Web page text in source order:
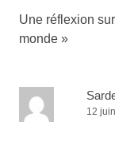
Une réflexion
monde »
12